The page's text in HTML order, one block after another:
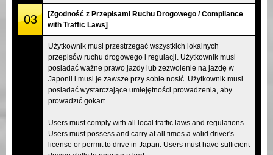
03
[Zgodność z Przepisami Ruchu Drogowego / Compliance
with Traffic Laws]
Użytkownik musi przestrzegać wszystkich lokalnych
przepisów ruchu drogowego i regulacji. Użytkownik musi
posiadać ważne prawo jazdy lub zezwolenie na jazdę w
Japonii i musi je zawsze przy sobie nosić. Użytkownik musi
posiadać wystarczające umiejętności prowadzenia, aby
prowadzić gokart.
Users must comply with all local traffic laws and regulations.
Users must possess and carry at all times a valid driver's
license or permit to drive in Japan. Users must have sufficient